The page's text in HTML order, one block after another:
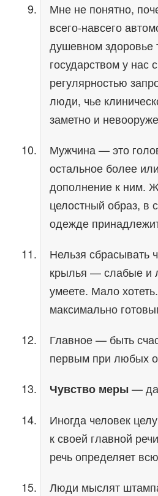
Мне не понятно,
всего-навсего
душевном здоровье
государством у нас
регулярностью
люди, чье
заметно и
Мужчина — это
остальное более
дополнение к ним.
целостный образ, в
одежде
Нельзя сбрасывать
крылья — слабые и
умеете. Мало
максимально
Главное — быть
первым при любых
Чувство меры —
Иногда человек
к своей главной
речь определяет
Люди мыслят